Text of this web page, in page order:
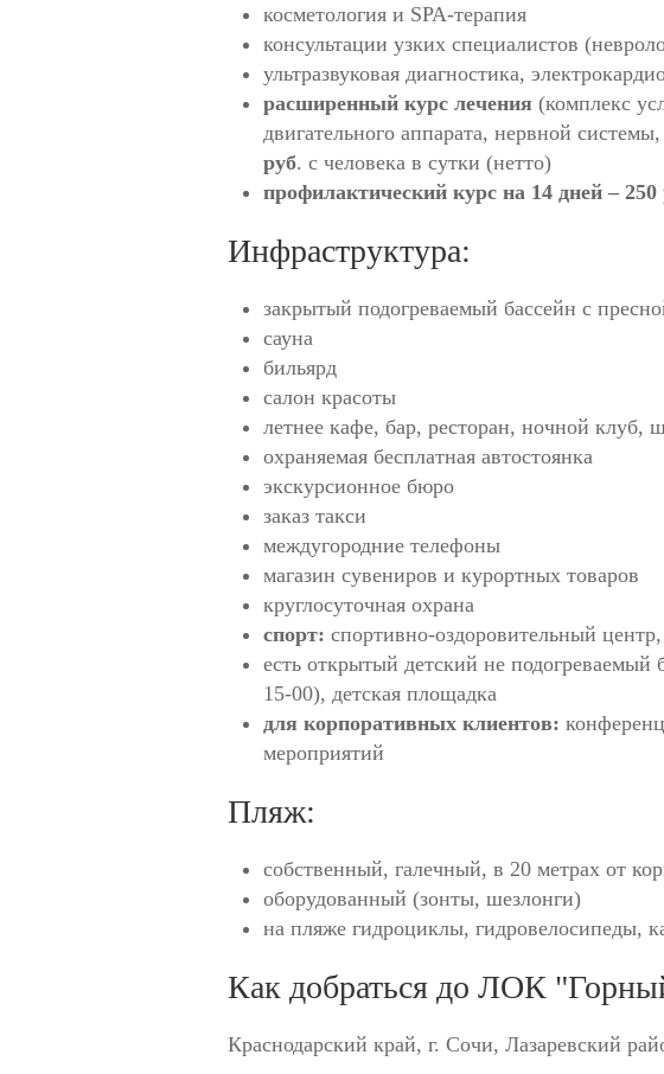
косметология и SPA-терапия
консультации узких специалистов
ультразвуковая диагностика,
расширенный курс лечения (комплекс
двигательного аппарата, нервной
руб. с человека в сутки (нетто)
профилактический курс на 14 дней – 250
Инфраструктура:
закрытый подогреваемый бассейн с
сауна
бильярд
салон красоты
летнее кафе, бар, ресторан, ночной клуб,
охраняемая бесплатная автостоянка
экскурсионное бюро
заказ такси
междугородние телефоны
магазин сувениров и курортных товаров
круглосуточная охрана
спорт: спортивно-оздоровительный
есть открытый детский не подогреваемый
15-00), детская площадка
для корпоративных клиентов:
мероприятий
Пляж:
собственный, галечный, в 20 метрах от
оборудованный (зонты, шезлонги)
на пляже гидроциклы, гидровелосипеды,
Как добраться до ЛОК
Краснодарский край, г. Сочи, Лазаревский